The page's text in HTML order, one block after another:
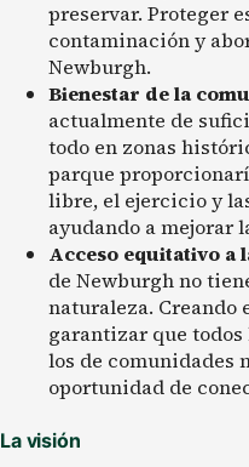
preservar. Proteger
contaminación y
Newburgh.
Bienestar de la
actualmente de
todo en zonas
parque
libre, el ejercicio y
ayudando a mejorar
Acceso equitativo a
de Newburgh no
naturaleza. Creando
garantizar que
los de comunidades
oportunidad de
La visión